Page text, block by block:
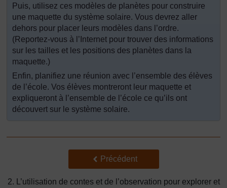
Puis, utilisez ces modèles de planètes pour construire
une maquette du système solaire. Vous devrez aller
dehors pour placer leurs modèles dans l’ordre.
(Reportez-vous à l’Internet pour trouver des informations
sur les tailles et les positions des planètes dans la
maquette.)
Enfin, planifiez une réunion avec l’ensemble des élèves
de l’école. Vos élèves montreront leur maquette et
expliqueront à l’ensemble de l’école ce qu’ils ont
découvert sur le système solaire.
Précédent
Précédent
2. L’utilisation de contes et de l’observation pour explorer et